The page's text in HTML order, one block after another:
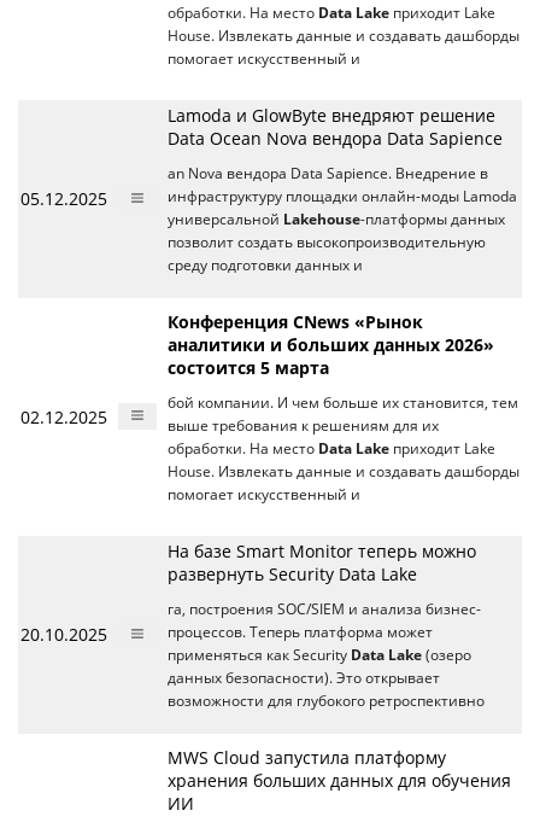
обработки. На место Data Lake приходит Lake
House. Извлекать данные и создавать дашборды
помогает искусственный и
05.12.2025
Lamoda и GlowByte внедряют решение
Data Ocean Nova вендора Data Sapience
an Nova вендора Data Sapience. Внедрение в
инфраструктуру площадки онлайн-моды Lamoda
универсальной Lakehouse-платформы данных
позволит создать высокопроизводительную
среду подготовки данных и
02.12.2025
Конференция CNews «Рынок
аналитики и больших данных 2026»
состоится 5 марта
бой компании. И чем больше их становится, тем
выше требования к решениям для их
обработки. На место Data Lake приходит Lake
House. Извлекать данные и создавать дашборды
помогает искусственный и
20.10.2025
На базе Smart Monitor теперь можно
развернуть Security Data Lake
га, построения SOC/SIEM и анализа бизнес-
процессов. Теперь платформа может
применяться как Security Data Lake (озеро
данных безопасности). Это открывает
возможности для глубокого ретроспективно
MWS Cloud запустила платформу
хранения больших данных для обучения
ИИ